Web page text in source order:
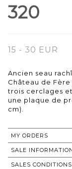
320
15 - 30 EUR
Ancien seau
Château de
trois cerclages
une plaque de
cm).
MY ORDERS
SALE
SALES CONDITIONS